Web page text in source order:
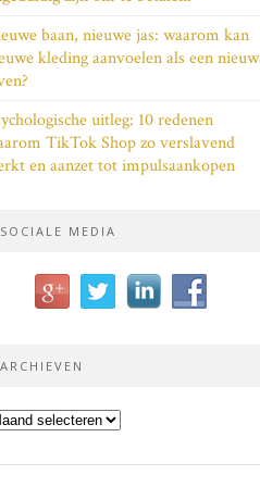
baan, nieuwe jas: waarom kan
kleding aanvoelen als een nieuw
uitleg: 10 redenen
TikTok Shop zo verslavend
en aanzet tot impulsaankopen
SOCIALE MEDIA
ARCHIEVEN